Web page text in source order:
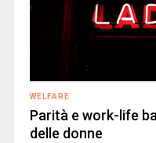
WELFARE
Parità e work-life
delle donne